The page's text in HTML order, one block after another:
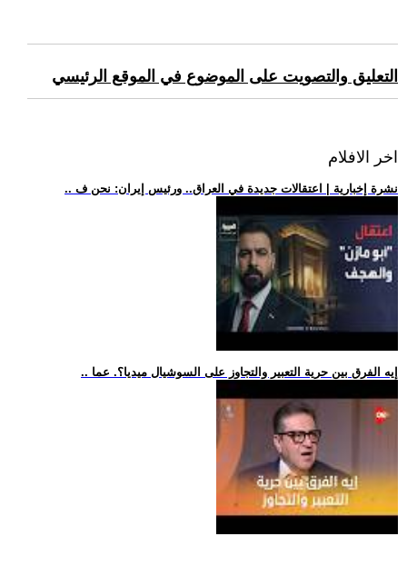
التعليق والتصويت على الموضوع في الموقع الرئيسي
اخر الافلام
.. نشرة إخبارية | اعتقالات جديدة في العراق.. ورئيس إيران: نحن ف
.. إيه الفرق بين حرية التعبير والتجاوز على السوشيال ميديا؟. عما